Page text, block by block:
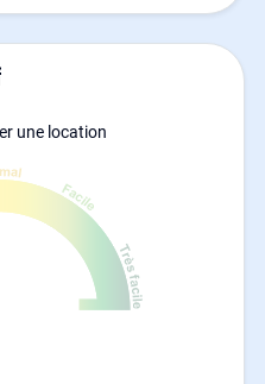
une location